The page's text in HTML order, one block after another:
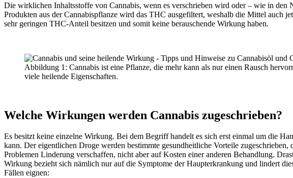
Die wirklichen Inhaltsstoffe von Cannabis, wenn es verschrieben wird oder – wie in den
Produkten aus der Cannabispflanze wird das THC ausgefiltert, weshalb die Mittel auch
sehr geringen THC-Anteil besitzen und somit keine berauschende Wirkung haben.
Abbildung 1: Cannabis ist eine Pflanze, die mehr kann als nur einen Rausch
viele heilende Eigenschaften.
Welche Wirkungen werden Cannabis zugeschrieben?
Es besitzt keine einzelne Wirkung. Bei dem Begriff handelt es sich erst einmal um die
kann. Der eigentlichen Droge werden bestimmte gesundheitliche Vorteile
Problemen Linderung verschaffen, nicht aber auf Kosten einer anderen Behandlung.
Wirkung bezieht sich nämlich nur auf die Symptome der Haupterkrankung und lindert
Fällen eignen: